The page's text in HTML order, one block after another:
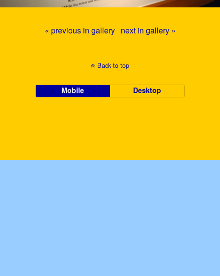
« previous in gallery next in gallery »
Back to top
Mobile Desktop